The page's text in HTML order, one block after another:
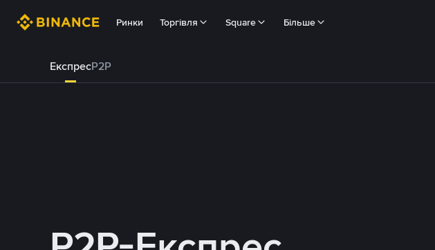
Ринки Торгівля Square Більше
ЕкспресP2P